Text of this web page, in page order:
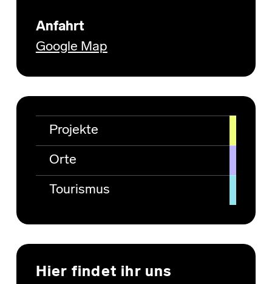
Anfahrt
Google Map
Projekte
Orte
Tourismus
Hier findet ihr uns